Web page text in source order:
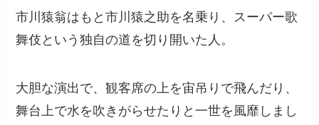
市川猿翁はもと市川猿之助を名乗り、スーパー歌
舞伎という独自の道を切り開いた人。
大胆な演出で、観客席の上を宙吊りで飛んだり、
舞台上で水を吹きがらせたりと一世を風靡しまし